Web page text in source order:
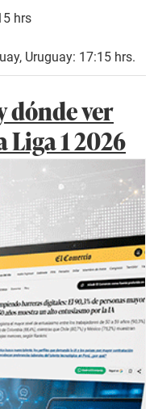
hrs
Uruguay: 17:15 hrs.
dónde ver
Liga 1 2026